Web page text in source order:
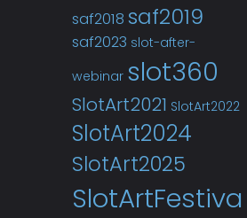
saf2018 saf2019
saf2023 slot-after-
webinar slot360
SlotArt2021 SlotArt2022
SlotArt2024
SlotArt2025
SlotArtFestiva